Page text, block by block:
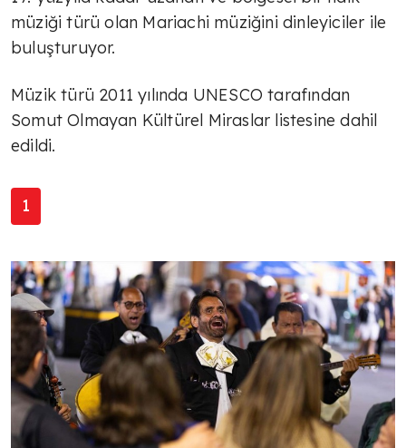
müziği türü olan Mariachi müziğini dinleyiciler ile
buluşturuyor.
Müzik türü 2011 yılında UNESCO tarafından
Somut Olmayan Kültürel Miraslar listesine dahil
edildi.
1